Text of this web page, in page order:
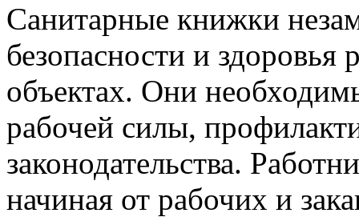
Санитарные книжки
безопасности и здоровья
объектах. Они
рабочей силы,
законодательства.
начиная от рабочих и